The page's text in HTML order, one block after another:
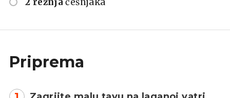
Priprema